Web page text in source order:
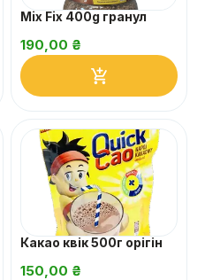
Mix Fix 400g гранул
190,00 ₴
Какао квік 500г орігін
150,00 ₴